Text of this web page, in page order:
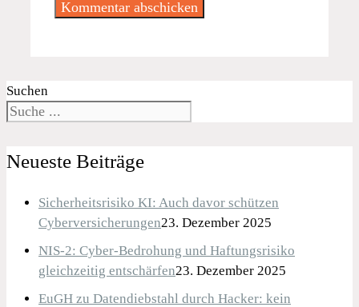
Suchen
Neueste Beiträge
Sicherheitsrisiko KI: Auch davor schützen
Cyberversicherungen23. Dezember 2025
NIS-2: Cyber-Bedrohung und Haftungsrisiko
gleichzeitig entschärfen23. Dezember 2025
EuGH zu Datendiebstahl durch Hacker: kein